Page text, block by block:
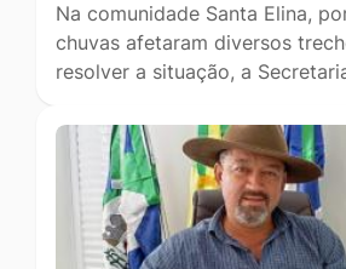
Na comunidade Santa Elina,
chuvas afetaram diversos
resolver a situação, a